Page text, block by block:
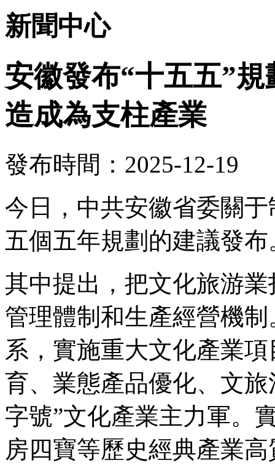
新聞中心
安徽發布“十五五”
造成為支柱產業
發布時間：2025-12-19
今日，中共安徽省委關
五個五年規劃的建議發布
其中提出，把文化旅游
管理體制和生產經營機
系，實施重大文化產業
育、業態產品優化、文
字號”文化產業主力軍。
房四寶等歷史經典產業